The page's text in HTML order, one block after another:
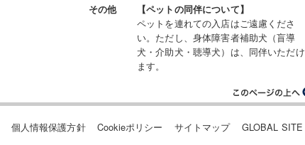
その他 【ペットの同伴について】
ペットを連れての入店はご遠慮くださ
い。ただし、身体障害者補助犬（盲導
犬・介助犬・聴導犬）は、同伴いただけ
ます。
個人情報保護方針 Cookieポリシー サイトマップ GLOBAL SITE